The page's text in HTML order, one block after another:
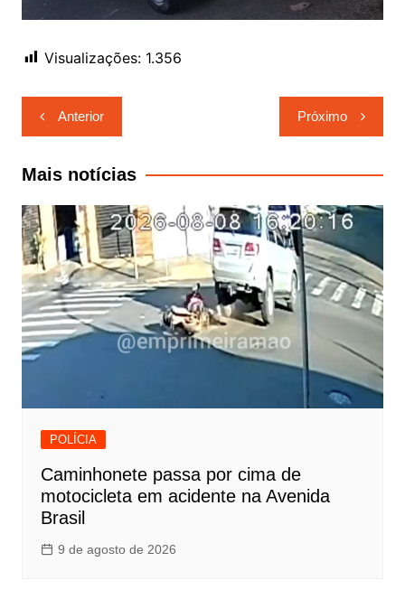
Visualizações: 1.356
Navegação
de
Post
Anterior Próximo
Mais notícias
POLÍCIA
Caminhonete passa por cima de
motocicleta em acidente na Avenida
Brasil
9 de agosto de 2026